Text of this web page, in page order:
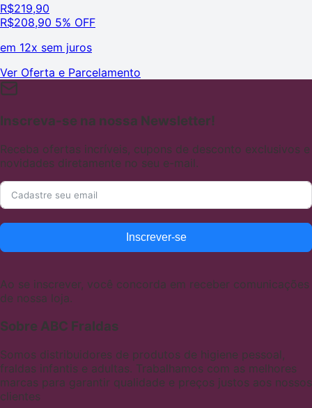
R$219,90
R$208,90 5% OFF
em 12x sem juros
Ver Oferta e Parcelamento
Inscreva-se na nossa Newsletter!
Receba ofertas incríveis, cupons de desconto exclusivos e
novidades diretamente no seu e-mail.
Inscrever-se
Ao se inscrever, você concorda em receber comunicações
de nossa loja.
Sobre ABC Fraldas
Somos distribuidores de produtos de higiene pessoal,
fraldas infantis e adultas. Trabalhamos com as melhores
marcas para garantir qualidade e preços justos aos nossos
clientes